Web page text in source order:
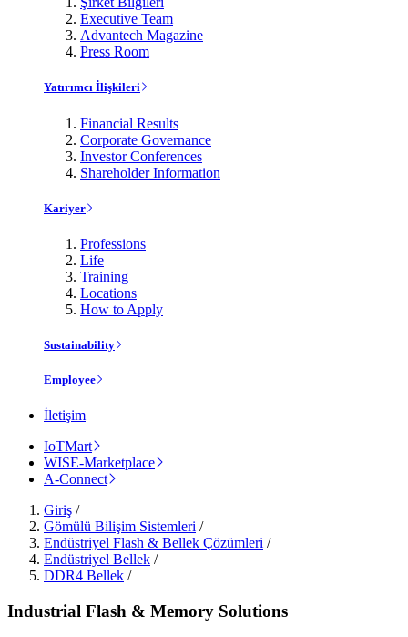
Executive Team
Advantech Magazine
Press Room
Yatırımcı İlişkileri
Financial Results
Corporate Governance
Investor Conferences
Shareholder Information
Kariyer
Professions
Life
Training
Locations
How to Apply
Sustainability
Employee
İletişim
IoTMart
WISE-Marketplace
A-Connect
Giriş /
Gömülü Bilişim Sistemleri /
Endüstriyel Flash & Bellek Çözümleri /
Endüstriyel Bellek /
DDR4 Bellek /
Industrial Flash & Memory Solutions